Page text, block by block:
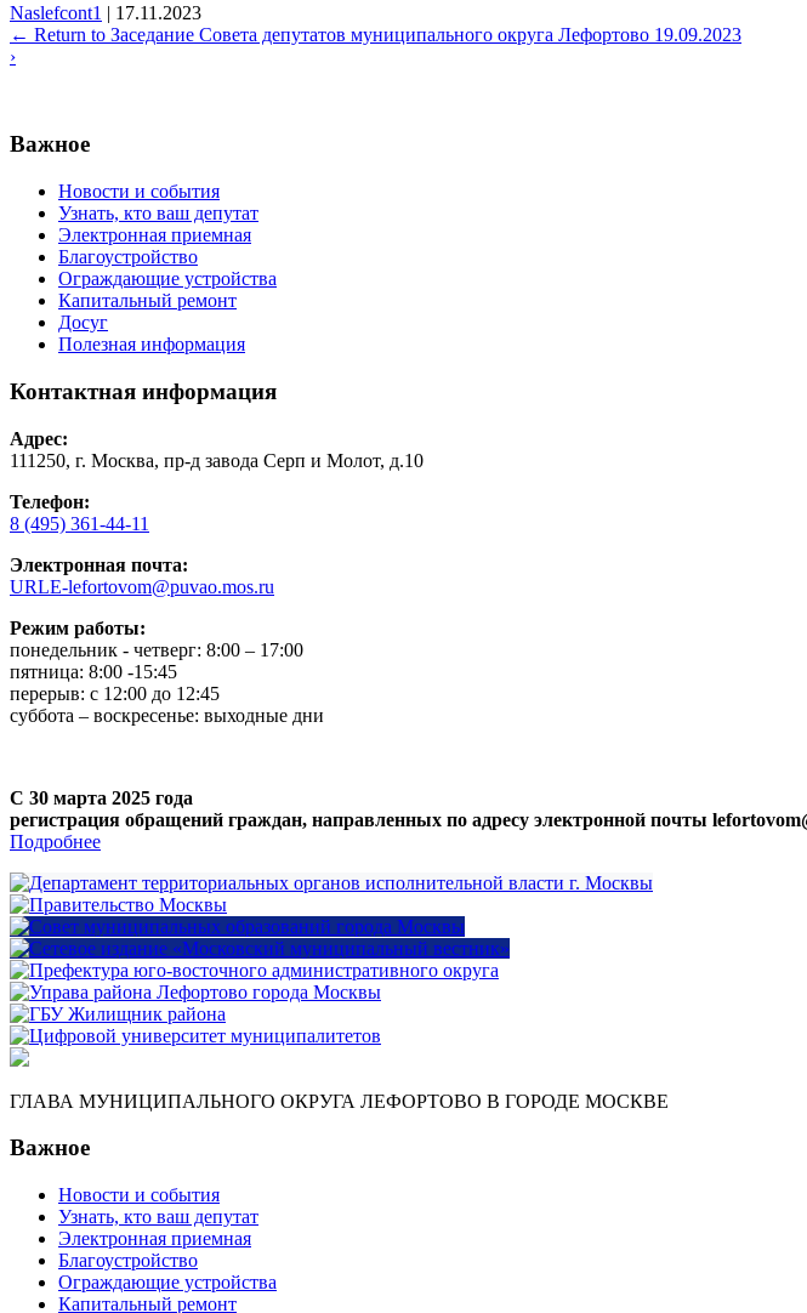
Naslefcont1 | 17.11.2023
← Return to Заседание Совета депутатов муниципального округа Лефортово 19.09.2023
›
Важное
Новости и события
Узнать, кто ваш депутат
Электронная приемная
Благоустройство
Ограждающие устройства
Капитальный ремонт
Досуг
Полезная информация
Контактная информация
Адрес:
111250, г. Москва, пр-д завода Серп и Молот, д.10
Телефон:
8 (495) 361-44-11
Электронная почта:
URLE-lefortovom@puvao.mos.ru
Режим работы:
понедельник - четверг: 8:00 – 17:00
пятница: 8:00 -15:45
перерыв: с 12:00 до 12:45
суббота – воскресенье: выходные дни
С 30 марта 2025 года
регистрация обращений граждан, направленных по адресу электронной почты
Подробнее
ГЛАВА МУНИЦИПАЛЬНОГО ОКРУГА ЛЕФОРТОВО В ГОРОДЕ МОСКВЕ
Важное
Новости и события
Узнать, кто ваш депутат
Электронная приемная
Благоустройство
Ограждающие устройства
Капитальный ремонт